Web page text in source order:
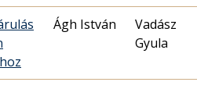
Ágh István
Vadász
Gyula